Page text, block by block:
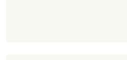
vis de l'ensemble de nos
(Paysan.ne.s Associé.e.s,